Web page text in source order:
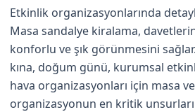
Etkinlik organizasyonlarında
Masa sandalye kiralama,
konforlu ve şık görünmesini
kına, doğum günü, kurumsal
hava organizasyonları için masa
organizasyonun en kritik